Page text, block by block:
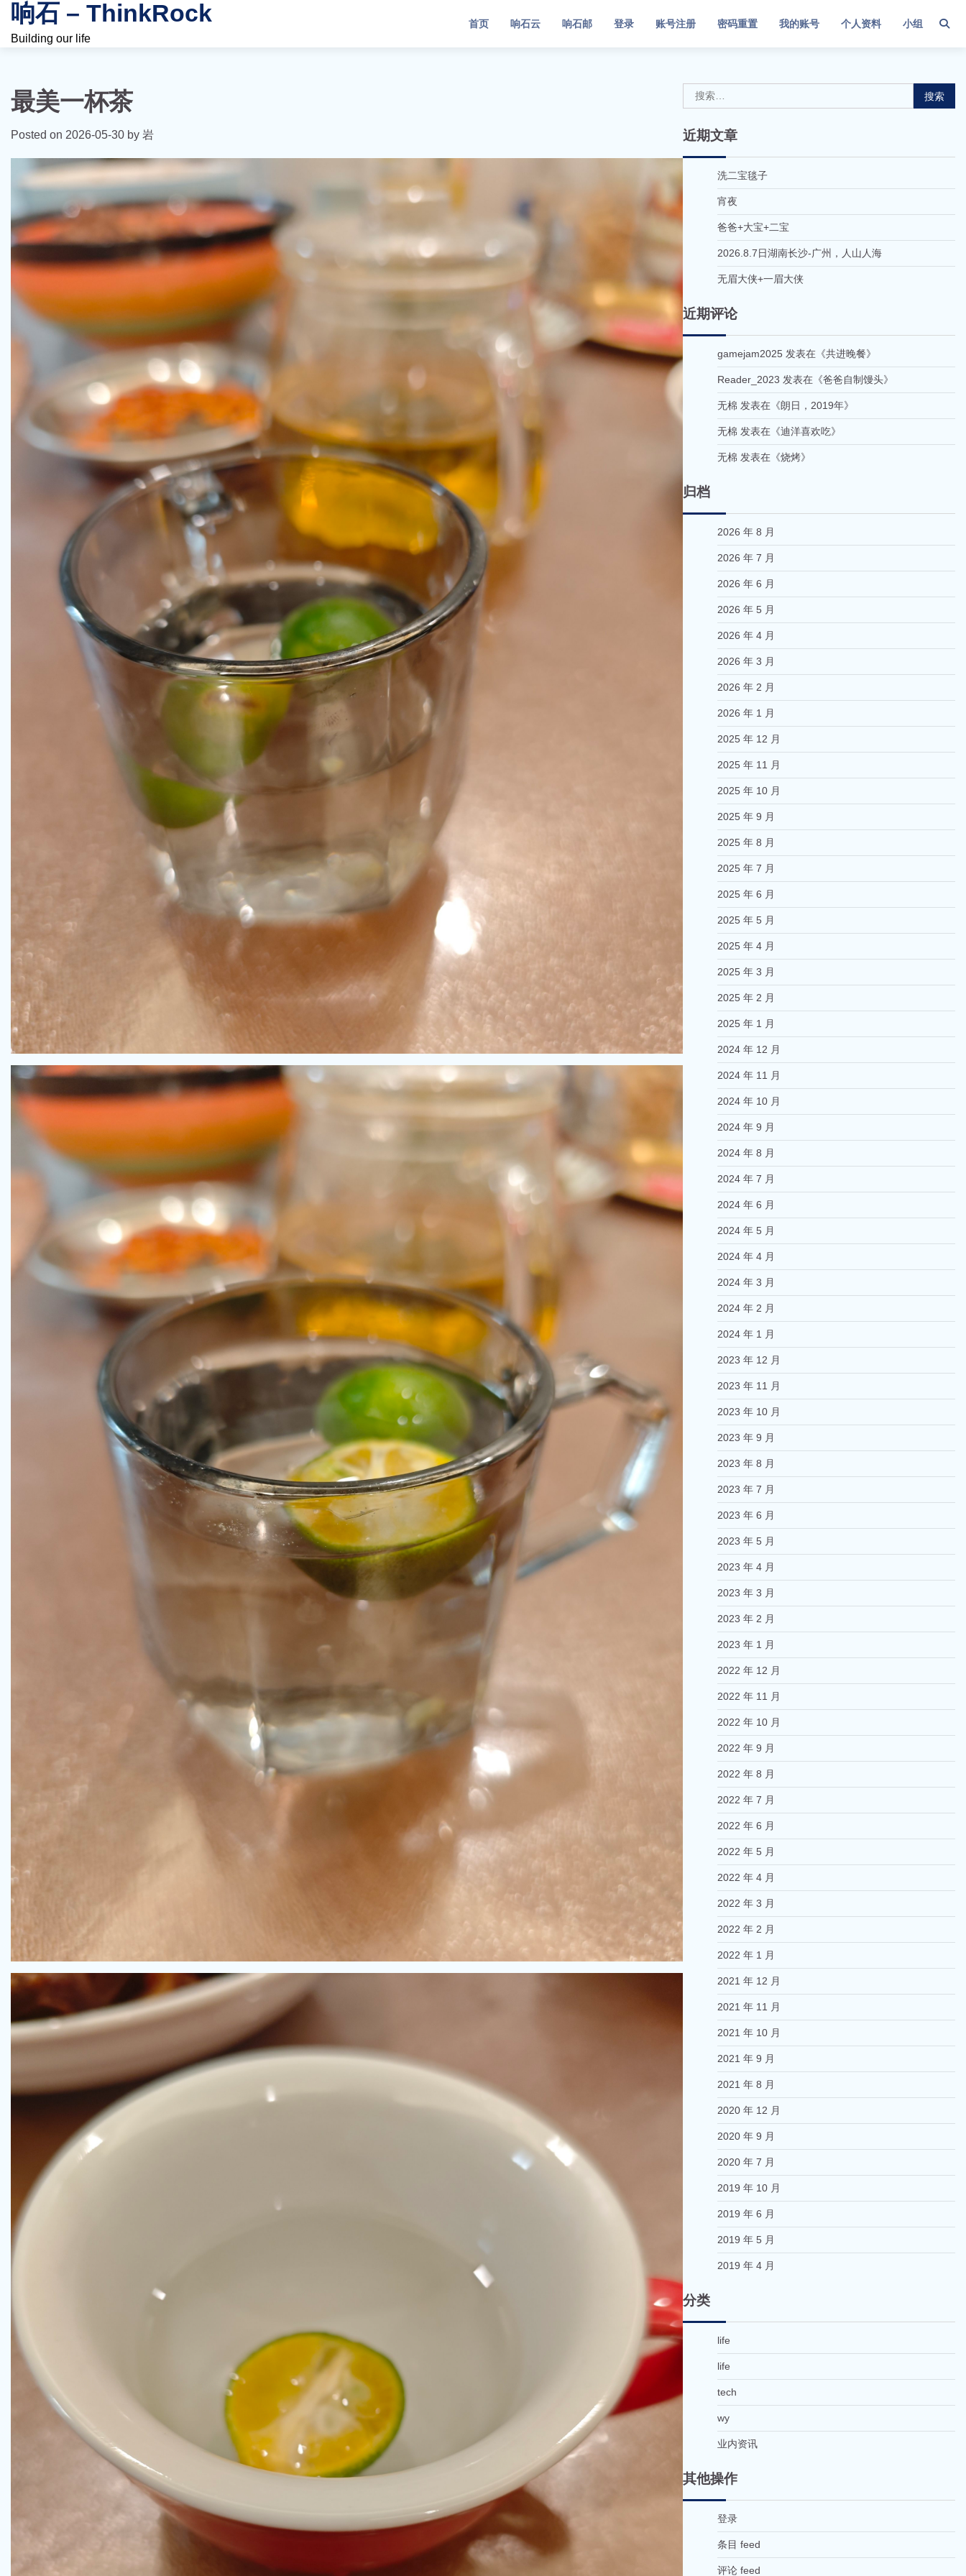
Skip
content
响石 – ThinkRock
Building our life
首页 响石云 响石邮 登录 账号注册 密码重置 我的账号 个人资料 小组
最美一杯茶
Posted on 2026-05-30 by 岩
索：
近期文章
洗二宝毯子
宵夜
爸爸+大宝+二宝
2026.8.7日湖南长沙-广州，人山人海
无眉大侠+一眉大侠
近期评论
gamejam2025发表在《共进晚餐》
Reader_2023 发表在《爸爸自制馒头》
无棉 发表在《朗日，2019年》
无棉 发表在《迪洋喜欢吃》
无棉 发表在《烧烤》
归档
2026 年 8 月
2026 年 7 月
2026 年 6 月
2026 年 5 月
2026 年 4 月
2026 年 3 月
2026 年 2 月
2026 年 1 月
2025 年 12 月
2025 年 11 月
2025 年 10 月
2025 年 9 月
2025 年 8 月
2025 年 7 月
2025 年 6 月
2025 年 5 月
2025 年 4 月
2025 年 3 月
2025 年 2 月
2025 年 1 月
2024 年 12 月
2024 年 11 月
2024 年 10 月
2024 年 9 月
2024 年 8 月
2024 年 7 月
2024 年 6 月
2024 年 5 月
2024 年 4 月
2024 年 3 月
2024 年 2 月
2024 年 1 月
2023 年 12 月
2023 年 11 月
2023 年 10 月
2023 年 9 月
2023 年 8 月
2023 年 7 月
2023 年 6 月
2023 年 5 月
2023 年 4 月
2023 年 3 月
2023 年 2 月
2023 年 1 月
2022 年 12 月
2022 年 11 月
2022 年 10 月
2022 年 9 月
2022 年 8 月
2022 年 7 月
2022 年 6 月
2022 年 5 月
2022 年 4 月
2022 年 3 月
2022 年 2 月
2022 年 1 月
2021 年 12 月
2021 年 11 月
2021 年 10 月
2021 年 9 月
2021 年 8 月
2020 年 12 月
2020 年 9 月
2020 年 7 月
2019 年 10 月
2019 年 6 月
2019 年 5 月
2019 年 4 月
分类
life
life
tech
wy
业内资讯
其他操作
登录
条目 feed
评论 feed